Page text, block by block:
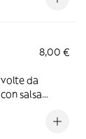
8,00 €
da
salsa